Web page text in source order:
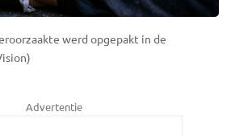
werd opgepakt in de
Advertentie